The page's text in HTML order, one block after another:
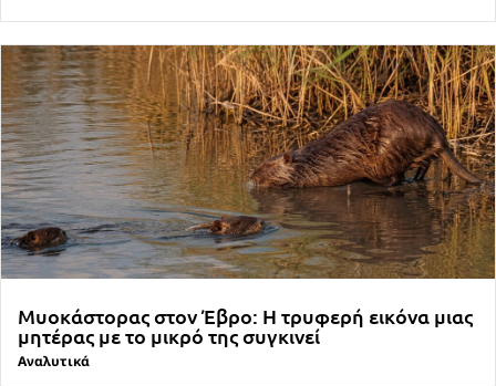
Μυοκάστορας στον Έβρο: Η τρυφερή εικόνα μιας
μητέρας με το μικρό της συγκινεί
Αναλυτικά